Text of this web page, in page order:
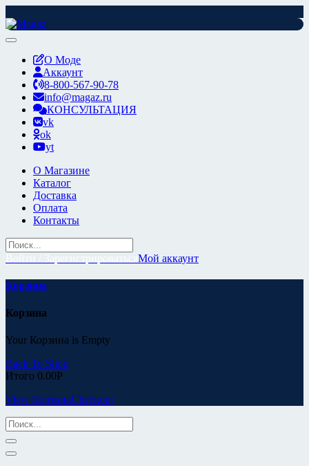
Перейти
к
О Моде
Аккаунт
8-800-567-90-78
info@magaz.ru
КОНСУЛЬТАЦИЯ
vk
ok
yt
О Магазине
Каталог
Доставка
Оплата
Контакты
Мой аккаунт
Корзина
Корзина
Your Корзина is Empty
Back To Shop
Итого 0.00Р
View КорзинаCheckout